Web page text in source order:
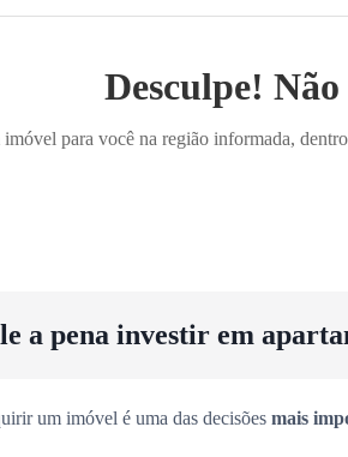
Desculpe!
para você na região informada,
a pena investir em
um imóvel é uma das decisões mais